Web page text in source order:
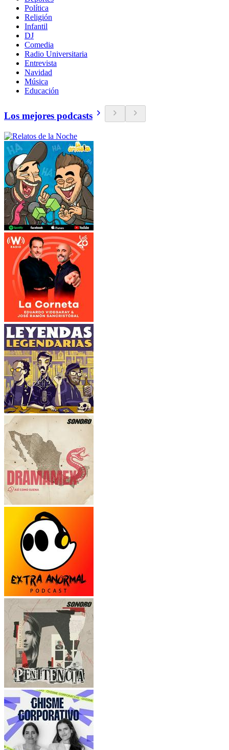
Política
Religión
Infantil
DJ
Comedia
Radio Universitaria
Entrevista
Navidad
Música
Educación
Los mejores podcasts